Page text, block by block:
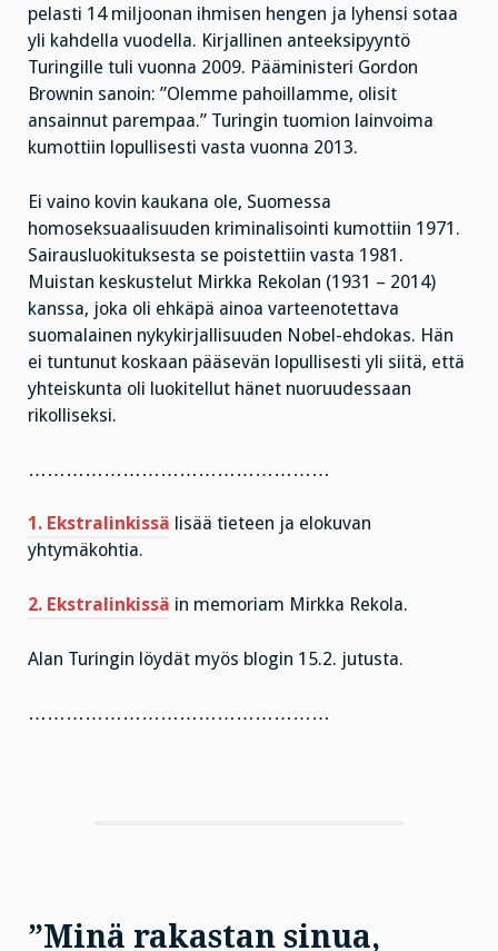
pelasti 14 miljoonan ihmisen hengen ja lyhensi sotaa
yli kahdella vuodella. Kirjallinen anteeksipyyntö
Turingille tuli vuonna 2009. Pääministeri Gordon
Brownin sanoin: ”Olemme pahoillamme, olisit
ansainnut parempaa.” Turingin tuomion lainvoima
kumottiin lopullisesti vasta vuonna 2013.
Ei vaino kovin kaukana ole, Suomessa
homoseksuaalisuuden kriminalisointi kumottiin 1971.
Sairausluokituksesta se poistettiin vasta 1981.
Muistan keskustelut Mirkka Rekolan (1931 – 2014)
kanssa, joka oli ehkäpä ainoa varteenotettava
suomalainen nykykirjallisuuden Nobel-ehdokas. Hän
ei tuntunut koskaan pääsevän lopullisesti yli siitä, että
yhteiskunta oli luokitellut hänet nuoruudessaan
rikolliseksi.
…………………………………………
1. Ekstralinkissä lisää tieteen ja elokuvan
yhtymäkohtia.
2. Ekstralinkissä in memoriam Mirkka Rekola.
Alan Turingin löydät myös blogin 15.2. jutusta.
…………………………………………
”Minä rakastan sinua,